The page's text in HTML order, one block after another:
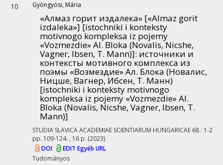
10 Gyöngyösi, Mária
«Алмаз горит издалека» [«Almaz gorit
izdaleka»] [istochniki i konteksty
motivnogo kompleksa iz pojemy
«Vozmezdie» Al. Bloka (Novalis, Nicshe,
Vagner, Ibsen, T. Mann)]: источники и
контексты мотивного комплекса из
поэмы «Возмездие» Ал. Блока (Новалис,
Ницше, Вагнер, Ибсен, Т. Манн)
[istochniki i konteksty motivnogo
kompleksa iz pojemy «Vozmezdie» Al.
Bloka (Novalis, Nicshe, Vagner, Ibsen, T.
Mann)]
STUDIA SLAVICA ACADEMIAE SCIENTIARUM HUNGARICAE 68 : 1-2
pp. 109-124. , 16 p. (2023)
DOI
EDIT Egyéb URL
Tudományos